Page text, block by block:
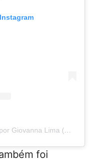
Uma publicação compartilhada por Giovanna Lima (@giovannallima)
foi